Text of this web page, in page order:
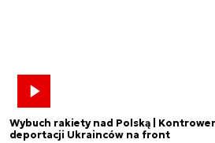
Wybuch rakiety nad Polską |
deportacji Ukrainców na front